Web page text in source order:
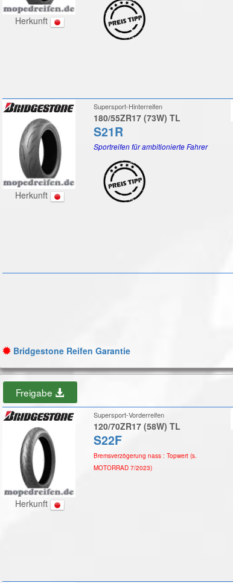
Herkunft
Herkunft
Supersport-Hinterreifen
180/55ZR17 (73W) TL
S21R
Sportreifen für ambitionierte Fahrer
Bridgestone Reifen Garantie
Freigabe
Herkunft
Supersport-Vorderreifen
120/70ZR17 (58W) TL
S22F
Bremsverzögerung nass : Topwert (s.
MOTORRAD 7/2023)